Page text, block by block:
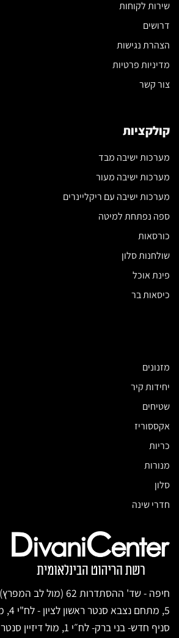
שירות לקוחות
דרושים
הצהרת נגישות
מדיניות פרטיות
צור קשר
קולקציות
מערכות ישיבה מבד
מערכות ישיבה מעור
מערכות ישיבה עם ריקליינרים
ספה נפתחת למיטה
כורסאות
שולחנות סלון
פינת אוכל
כיסאות בר
מזנונים
יחידות קיר
שטיחים
אקססוריז
כריות
מנורות
סלון
חדרי שינה
חיפה - שד' ההסתדרות 62
סניף חדש- בני ברק- לח״י 1,